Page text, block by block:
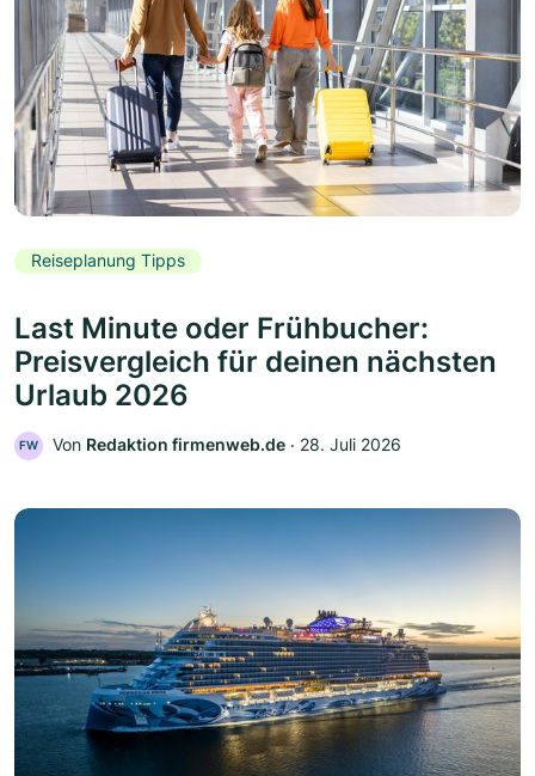
Reiseplanung Tipps
Last Minute oder Frühbucher:
Preisvergleich für deinen nächsten
Urlaub 2026
FW Von Redaktion firmenweb.de ‧ 28. Juli 2026